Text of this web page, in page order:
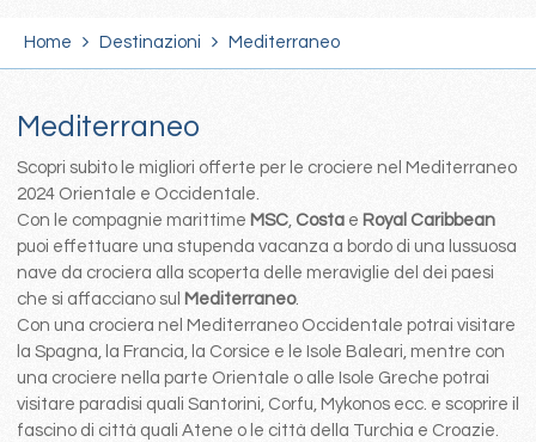
Home Destinazioni Mediterraneo
Mediterraneo
Scopri subito le migliori offerte per le crociere nel Mediterraneo
2024 Orientale e Occidentale.
Con le compagnie marittime MSC, Costa e Royal Caribbean
puoi effettuare una stupenda vacanza a bordo di una lussuosa
nave da crociera alla scoperta delle meraviglie del dei paesi
che si affacciano sul Mediterraneo.
Con una crociera nel Mediterraneo Occidentale potrai visitare
la Spagna, la Francia, la Corsice e le Isole Baleari, mentre con
una crociere nella parte Orientale o alle Isole Greche potrai
visitare paradisi quali Santorini, Corfu, Mykonos ecc. e scoprire il
fascino di città quali Atene o le città della Turchia e Croazie.